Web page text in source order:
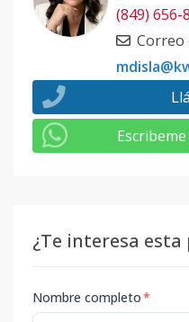
(849) 656-
Correo
¿Te interesa
Nombre completo*